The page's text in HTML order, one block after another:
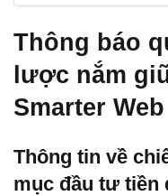
Thông báo
lược nắm
Smarter
Thông tin về
mục đầu tư tiền